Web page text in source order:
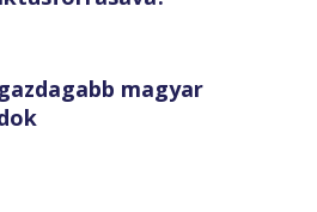
magyar